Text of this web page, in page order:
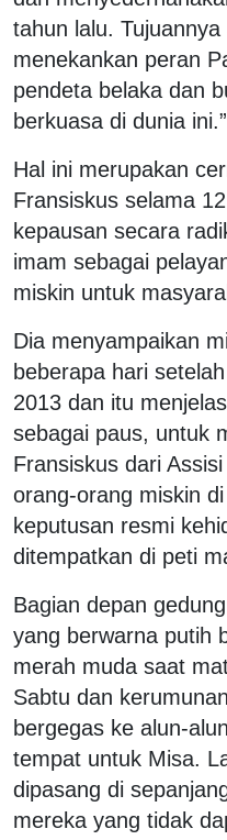
tahun lalu.
menekankan peran
pendeta belaka dan
berkuasa di dunia ini.”
Hal ini merupakan
Fransiskus selama
kepausan secara
imam sebagai
miskin untuk
Dia menyampaikan
beberapa hari
2013 dan itu
sebagai paus, untuk
Fransiskus dari
orang-orang miskin
keputusan resmi
ditempatkan di peti
Bagian depan
yang berwarna putih
merah muda saat
Sabtu dan
bergegas ke alun-
tempat untuk Misa.
dipasang di
mereka yang tidak